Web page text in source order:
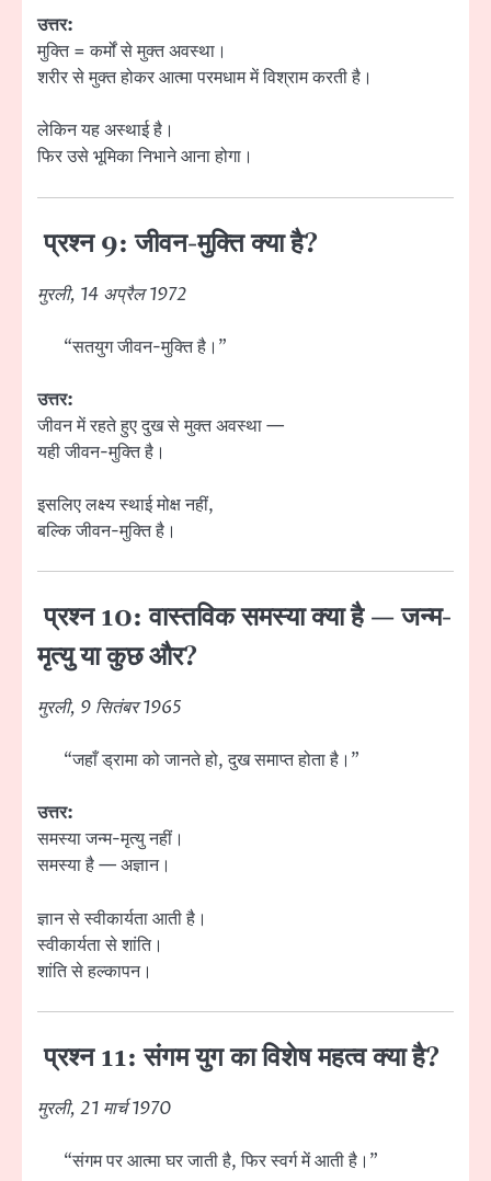
उत्तर:
मुक्ति = कर्मों से मुक्त अवस्था।
शरीर से मुक्त होकर आत्मा परमधाम में विश्राम करती है।
लेकिन यह अस्थाई है।
फिर उसे भूमिका निभाने आना होगा।
प्रश्न 9: जीवन-मुक्ति क्या है?
मुरली, 14 अप्रैल 1972
“सतयुग जीवन-मुक्ति है।”
उत्तर:
जीवन में रहते हुए दुख से मुक्त अवस्था —
यही जीवन-मुक्ति है।
इसलिए लक्ष्य स्थाई मोक्ष नहीं,
बल्कि जीवन-मुक्ति है।
प्रश्न 10: वास्तविक समस्या क्या है — जन्म-
मृत्यु या कुछ और?
मुरली, 9 सितंबर 1965
“जहाँ ड्रामा को जानते हो, दुख समाप्त होता है।”
उत्तर:
समस्या जन्म-मृत्यु नहीं।
समस्या है — अज्ञान।
ज्ञान से स्वीकार्यता आती है।
स्वीकार्यता से शांति।
शांति से हल्कापन।
प्रश्न 11: संगम युग का विशेष महत्व क्या है?
मुरली, 21 मार्च 1970
“संगम पर आत्मा घर जाती है, फिर स्वर्ग में आती है।”